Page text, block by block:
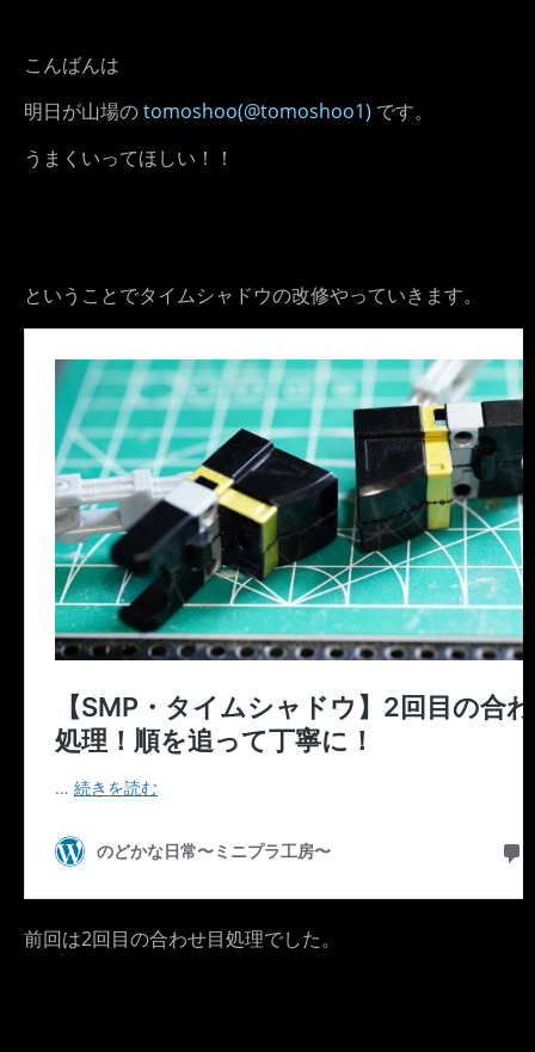
こんばんは
明日が山場のtomoshoo(@tomoshoo1) です。
うまくいってほしい！！
ということでタイムシャドウの改修やっていきます。
前回は2回目の合わせ目処理でした。